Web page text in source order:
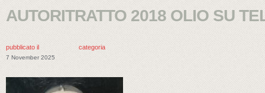
AUTORITRATTO 2018 OLIO SU
pubblicato il
7 November 2025
categoria